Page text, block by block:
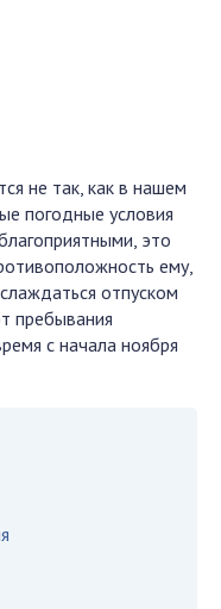
не так, как в нашем
погодные условия
это
ему,
отпуском
пребывания
с начала ноября